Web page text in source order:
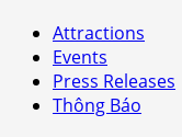
Attractions
Events
Press Releases
Thông Báo